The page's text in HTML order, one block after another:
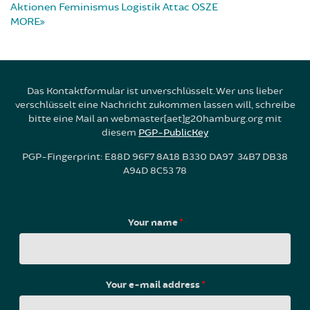
Aktionen Feminismus Logistik Attac OSZE
MORE
Das Kontaktformular ist unverschlüsselt. Wer uns lieber
verschlüsselt eine Nachricht zukommen lassen will, schreibe
bitte eine Mail an webmaster[aet]g20hamburg.org mit
diesem PGP-PublicKey
PGP-Fingerprint: E88D 96F7 8A18 B330 DA97 34B7 DB38
A94D 8C53 78
Your name*
Your e-mail address*